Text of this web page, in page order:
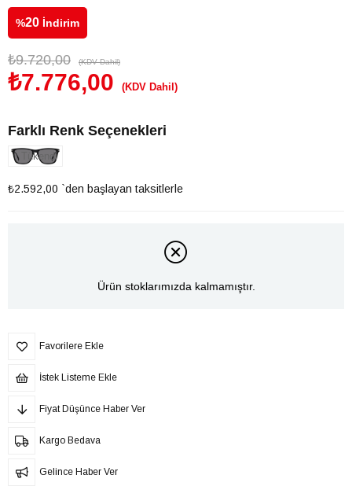
%20 İndirim
₺9.720,00 (KDV Dahil)
₺7.776,00 (KDV Dahil)
Farklı Renk Seçenekleri
Tükendi
₺2.592,00 `den başlayan taksitlerle
Ürün stoklarımızda kalmamıştır.
Favorilere Ekle
İstek Listeme Ekle
Fiyat Düşünce Haber Ver
Kargo Bedava
Gelince Haber Ver